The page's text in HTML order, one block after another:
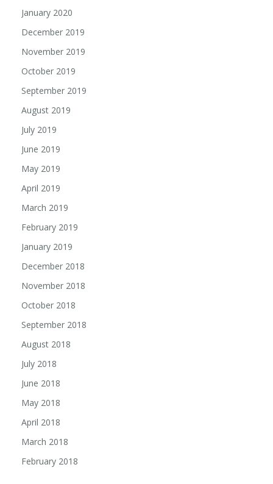
January 2020
December 2019
November 2019
October 2019
September 2019
August 2019
July 2019
June 2019
May 2019
April 2019
March 2019
February 2019
January 2019
December 2018
November 2018
October 2018
September 2018
August 2018
July 2018
June 2018
May 2018
April 2018
March 2018
February 2018